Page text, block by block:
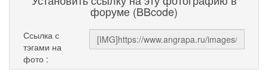
форуме (BBcode)
Ссылка с
тэгами на
фото :